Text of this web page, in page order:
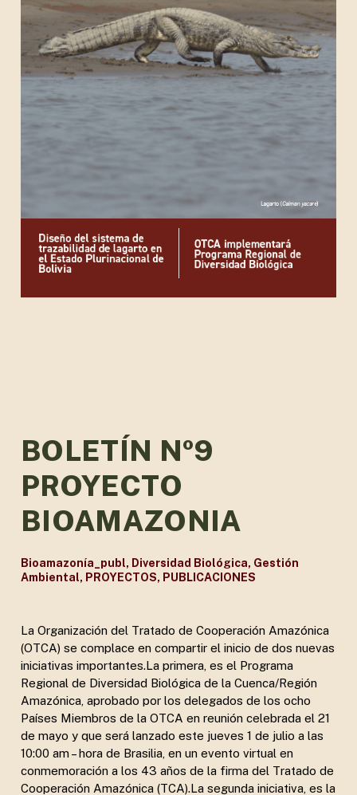
BOLETÍN Nº9
PROYECTO
BIOAMAZONIA
Bioamazonía_publ, Diversidad Biológica, Gestión
Ambiental, PROYECTOS, PUBLICACIONES
La Organización del Tratado de Cooperación Amazónica
(OTCA) se complace en compartir el inicio de dos nuevas
iniciativas importantes.La primera, es el Programa
Regional de Diversidad Biológica de la Cuenca/Región
Amazónica, aprobado por los delegados de los ocho
Países Miembros de la OTCA en reunión celebrada el 21
de mayo y que será lanzado este jueves 1 de julio a las
10:00 am – hora de Brasilia, en un evento virtual en
conmemoración a los 43 años de la firma del Tratado de
Cooperación Amazónica (TCA).La segunda iniciativa, es la